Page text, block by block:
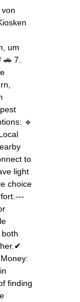
um
7.
🔹
to
light
choice
finding